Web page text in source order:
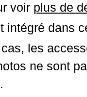
voir plus de
intégré dans
les
ne sont